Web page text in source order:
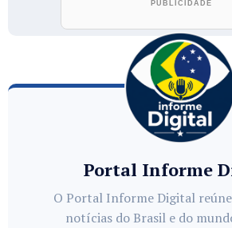
Portal Informe
O Portal Informe Digital
notícias do Brasil e do